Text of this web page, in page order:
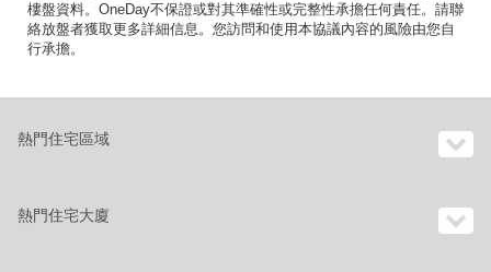
樓盤資料。OneDay不保證或對其準確性或完整性承擔任何責任。請聯
絡放盤者獲取更多詳細信息。您訪問和使用本協議內容的風險由您自
行承擔。
熱門住宅區域
熱門住宅大廈